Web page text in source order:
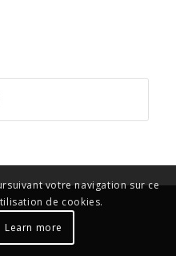
votre navigation sur ce
de cookies.
Learn more